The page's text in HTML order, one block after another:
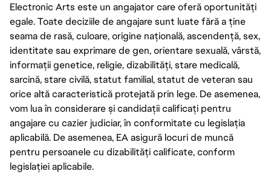
Electronic Arts este un angajator care oferă oportunități
egale. Toate deciziile de angajare sunt luate fără a ține
seama de rasă, culoare, origine națională, ascendență, sex,
identitate sau exprimare de gen, orientare sexuală, vârstă,
informații genetice, religie, dizabilități, stare medicală,
sarcină, stare civilă, statut familial, statut de veteran sau
orice altă caracteristică protejată prin lege. De asemenea,
vom lua în considerare și candidații calificați pentru
angajare cu cazier judiciar, în conformitate cu legislația
aplicabilă. De asemenea, EA asigură locuri de muncă
pentru persoanele cu dizabilități calificate, conform
legislației aplicabile.